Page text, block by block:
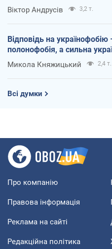
Віктор Андрусів 3,2 т.
Відповідь на українофобію
полонофобія, а сильна
Микола Княжицький 2,4 т.
Всі думки
Про компанію
Правова інформація
Реклама на сайті
Редакційна політика